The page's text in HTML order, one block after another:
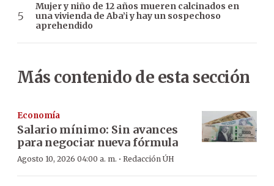
Mujer y niño de 12 años mueren calcinados en
una vivienda de Aba’i y hay un sospechoso
aprehendido
Más contenido de esta sección
Economía
Salario mínimo: Sin avances
para negociar nueva fórmula
Agosto 10, 2026 04:00 a. m. · Redacción ÚH